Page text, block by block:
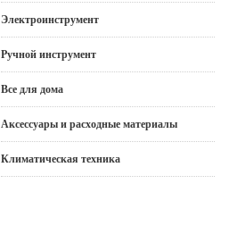
Электроинструмент
Ручной инструмент
Все для дома
Аксессуары и расходные материалы
Климатическая техника